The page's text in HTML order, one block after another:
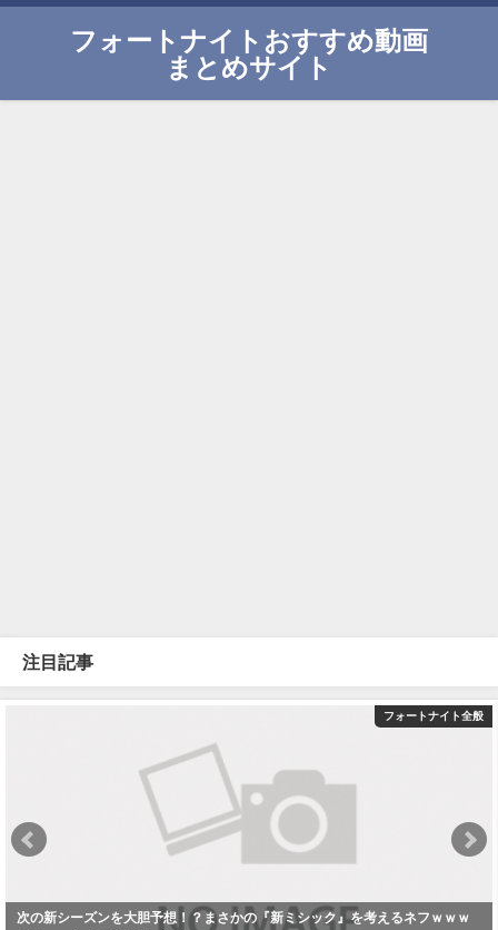
フォートナイトおすすめ動画
まとめサイト
注目記事
フォートナイト全般
次の新シーズンを大胆予想！？まさかの『新ミシック』を考えるネフｗｗｗ